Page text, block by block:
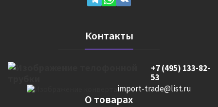
Контакты
+7 (495) 133-82-
53
import-trade@list.ru
О товарах